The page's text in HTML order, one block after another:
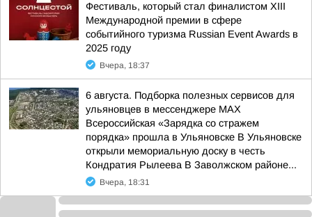
Фестиваль, который стал финалистом ХIII
Международной премии в сфере
событийного туризма Russian Event Awards в
2025 году
Вчера, 18:37
6 августа. Подборка полезных сервисов для
ульяновцев в мессенджере MAX
Всероссийская «Зарядка со стражем
порядка» прошла в Ульяновске В Ульяновске
открыли мемориальную доску в честь
Кондратия Рылеева В Заволжском районе...
Вчера, 18:31